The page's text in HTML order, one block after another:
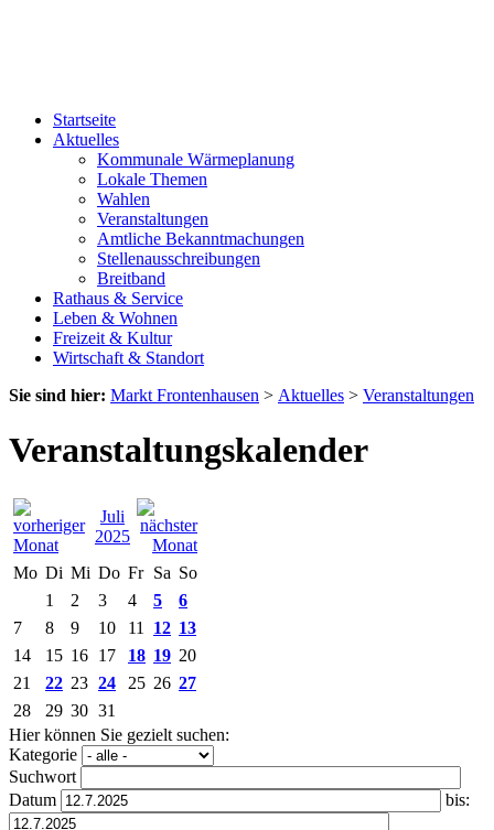
Startseite
Aktuelles
Kommunale Wärmeplanung
Lokale Themen
Wahlen
Veranstaltungen
Amtliche Bekanntmachungen
Stellenausschreibungen
Breitband
Rathaus & Service
Leben & Wohnen
Freizeit & Kultur
Wirtschaft & Standort
Sie sind hier: Markt Frontenhausen > Aktuelles > Veranstaltungen
Veranstaltungskalender
Juli
2025
Mo Di Mi Do Fr Sa So
1
2 3 4 5
6
7
8 9 10 11 12 13
14
15 16 17 18 19 20
21
22 23 24 25 26 27
28
29 30 31
Hier können Sie gezielt suchen:
Kategorie
Suchwort
Datum
bis: